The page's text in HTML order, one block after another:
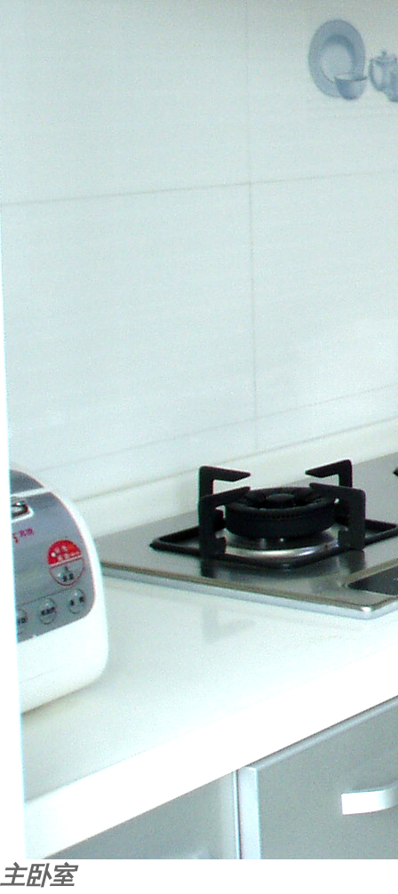
主卧室